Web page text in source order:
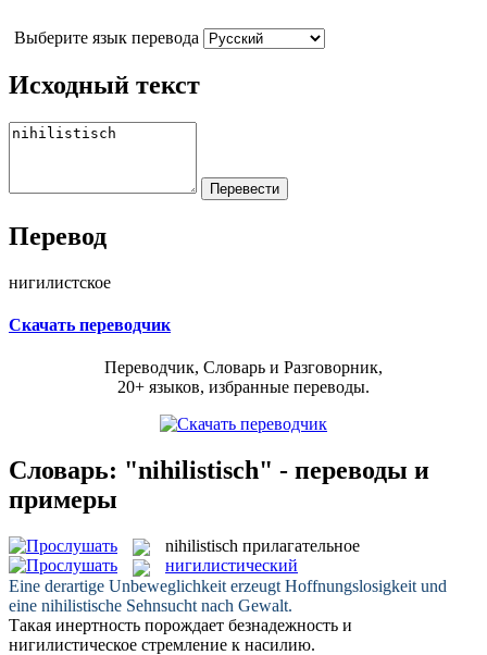
Выберите язык перевода
Исходный текст
Перевод
нигилистское
Скачать переводчик
Переводчик, Словарь и Разговорник,
20+ языков, избранные переводы.
Словарь: "nihilistisch" - переводы и
примеры
nihilistisch прилагательное
нигилистический
Eine derartige Unbeweglichkeit erzeugt Hoffnungslosigkeit und
eine nihilistische Sehnsucht nach Gewalt.
Такая инертность порождает безнадежность и
нигилистическое стремление к насилию.